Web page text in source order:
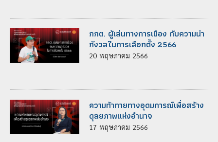
กกต. ผู้เล่นทางการเมือง กับความน่า
กังวลในการเลือกตั้ง 2566
20 พฤษภาคม 2566
ความท้าทายทางอุดมการณ์เพื่อสร้าง
ดุลยภาพแห่งอำนาจ
17 พฤษภาคม 2566